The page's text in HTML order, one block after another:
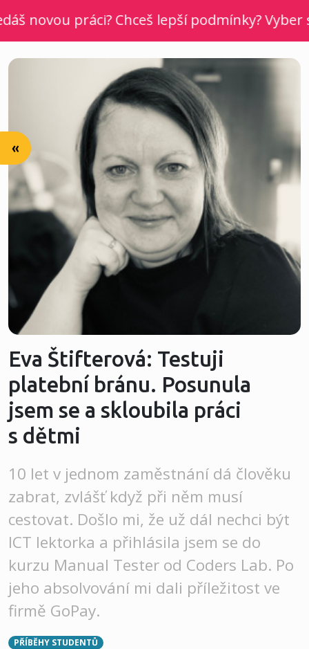
novou práci? Chceš lepší podmínky? Vyber
«
Eva Štifterová: Testuji
platební bránu. Posunula
jsem se a skloubila práci
s dětmi
10 let v jednom zaměstnání dá člověku
zabrat, zvlášť když při něm musí
cestovat. Došlo mi, že už dál nechci být
ICT lektorka a přihlásila jsem se do
kurzu Manual Tester od Coders Lab. Po
jeho absolvování mi dali příležitost ve
firmě GoPay.
PŘÍBĚHY STUDENTŮ